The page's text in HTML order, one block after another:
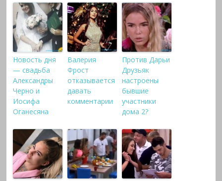
Новость дня
— свадьба
Александры
Черно и
Иосифа
Оганесяна
Валерия
Фрост
отказывается
давать
комментарии
Против Дарьи
Друзьяк
настроены
бывшие
участники
дома 2?